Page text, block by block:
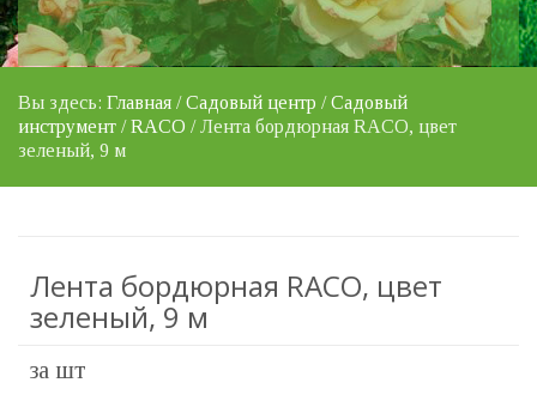
Вы здесь: Главная /Садовый центр /Садовый
инструмент /RACO / Лента бордюрная RACO, цвет
зеленый, 9 м
Лента бордюрная RACO, цвет
зеленый, 9 м
за шт